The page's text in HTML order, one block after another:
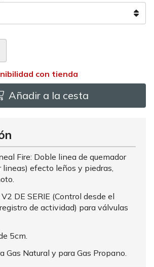
Añadir a la cesta
Fire: Doble linea de quemador
efecto leños y piedras,
DE SERIE (Control desde el
de actividad) para válvulas
5cm.
Gas Natural y para Gas Propano.